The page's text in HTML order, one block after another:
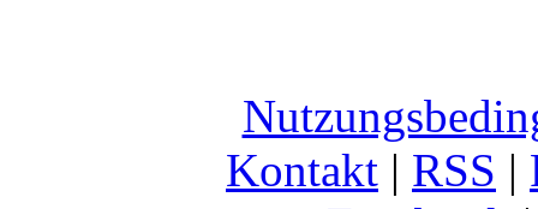
Kontakt | RSS |